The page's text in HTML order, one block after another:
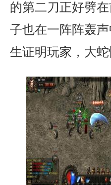
的第二刀正好劈
子也在一阵阵轰
生证明玩家，大